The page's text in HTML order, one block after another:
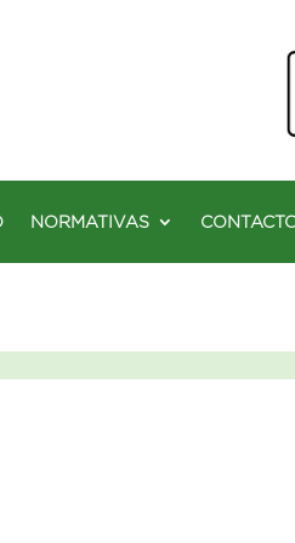
NORMATIVAS